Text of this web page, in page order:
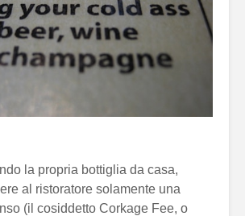
la propria bottiglia da casa,
al ristoratore solamente una
(il cosiddetto Corkage Fee, o